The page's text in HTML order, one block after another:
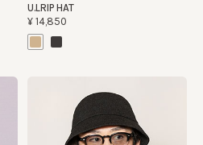
U.LRIP HAT
¥14,850